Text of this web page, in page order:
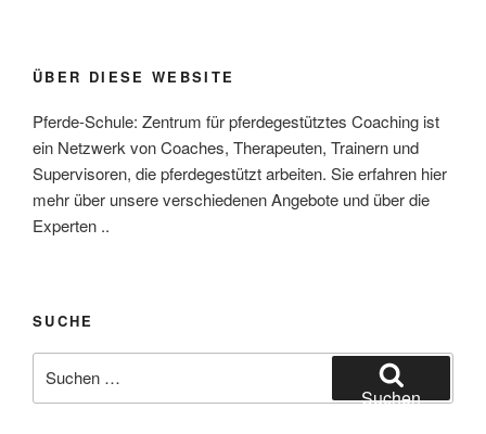
ÜBER DIESE WEBSITE
Pferde-Schule: Zentrum für pferdegestütztes Coaching ist
ein Netzwerk von Coaches, Therapeuten, Trainern und
Supervisoren, die pferdegestützt arbeiten. Sie erfahren hier
mehr über unsere verschiedenen Angebote und über die
Experten ..
SUCHE
nach:
Suchen